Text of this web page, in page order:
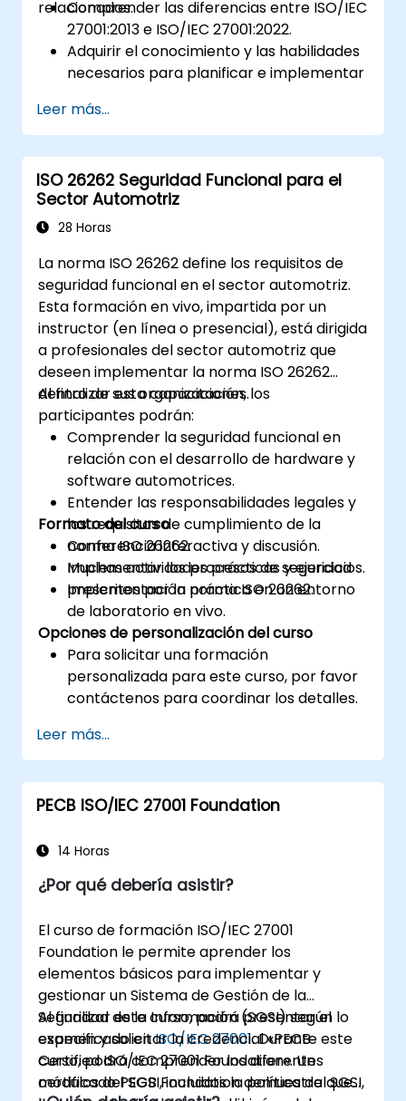
relacionados.
Comprender las diferencias entre ISO/IEC
27001:2013 e ISO/IEC 27001:2022.
Adquirir el conocimiento y las habilidades
necesarios para planificar e implementar
2022 del estándar de manera eficiente.
Aplicar el conocimiento en escenarios del
mundo real, facilitando una transición
fluida en sus respectivas organizaciones.
Leer más...
ISO 26262 Seguridad Funcional para el
Sector Automotriz
28 Horas
La norma ISO 26262 define los requisitos de
seguridad funcional en el sector automotriz.
Esta formación en vivo, impartida por un
instructor (en línea o presencial), está dirigida
a profesionales del sector automotriz que
deseen implementar la norma ISO 26262
dentro de sus organizaciones.
Al finalizar esta capacitación, los
participantes podrán:
Comprender la seguridad funcional en
relación con el desarrollo de hardware y
software automotrices.
Entender las responsabilidades legales y
los requisitos de cumplimiento de la
norma ISO 26262.
Implementar los procesos de seguridad
prescritos por la norma ISO 26262.
Formato del curso
Conferencia interactiva y discusión.
Muchas actividades prácticas y ejercicios.
Implementación práctica en un entorno
de laboratorio en vivo.
Opciones de personalización del curso
Para solicitar una formación
personalizada para este curso, por favor
contáctenos para coordinar los detalles.
Leer más...
PECB ISO/IEC 27001 Foundation
14 Horas
¿Por qué debería asistir?
El curso de formación ISO/IEC 27001
Foundation le permite aprender los
elementos básicos para implementar y
gestionar un Sistema de Gestión de la
Seguridad de la Información (SGSI) según lo
especificado enISO/IEC 27001. Durante este
curso, podrá comprender los diferentes
módulos del SGSI, incluidos la política del SGSI,
Al finalizar este curso, podrá presentar el
examen y solicitar la credencial «PECB
Certified ISO/IEC 27001 Foundation». Un
certificado PECB Foundation demuestra que